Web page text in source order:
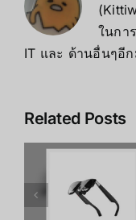
ในกา
IT และ ด้านอื่นๆอี
Related Posts
โอกา